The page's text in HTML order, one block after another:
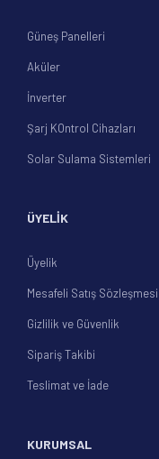
Güneş Panelleri
Aküler
İnverter
Şarj KOntrol Cihazları
Solar Sulama Sistemleri
ÜYELİK
Üyelik
Mesafeli Satış Sözleşmesi
Gizlilik ve Güvenlik
Sipariş Takibi
Teslimat ve İade
KURUMSAL